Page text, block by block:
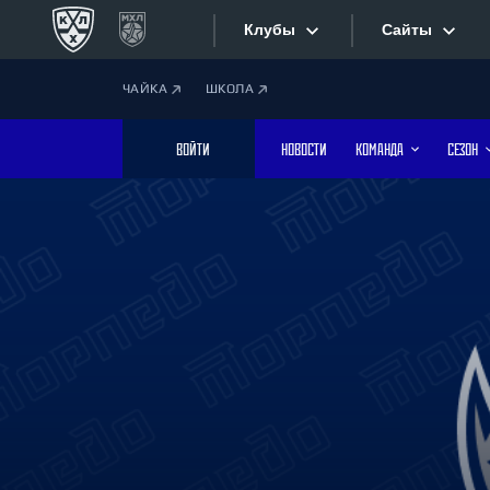
Клубы
Дивизион Боброва
Лада
Сайты
Текстовые
Фотобанк
ЧАЙКА ШКОЛА
ВОЙТИ НОВОСТИ КОМАНДА СЕЗОН